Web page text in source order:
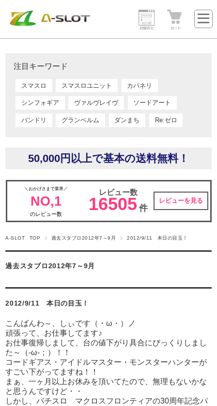
注目キーワード
スマスロ スマスロユニット カバネリ
シンフォギア ヴァルヴレイヴ ソードアート
バンドリ グランベルム ダンまち Re:ゼロ
50,000円以上で基本の送料無料！
＼おかげさまで業界／
NO,1
のレビュー数
レビュー数
16505 件
レビューを見る
A-SLOT TOP 過去スタブロ2012年7～9月 2012/9/11 本日の目玉！
過去スタブロ2012年7～9月
2012/9/11 本日の目玉！
こんばんわ～、しぃです（・ω・）ノ
頑張って、お仕事してます♪
お仕事復帰しまして、台の値下がり具合にびっくりしまし
た～（-ω-；）！！
コードギアス・アイドルマスター・モンスターハンターが
すごい下がってますね！！
まぁ、一ヶ月以上お休みを頂いてたので、無理もないかな
と思うんですけど・・
しかし、パチスロ マクロスフロンティアの30周年記念パ